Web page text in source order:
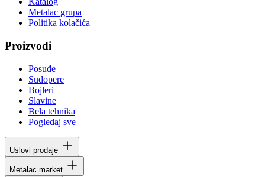
Metalac grupa
Politika kolačića
Proizvodi
Posuđe
Sudopere
Bojleri
Slavine
Bela tehnika
Pogledaj sve
Uslovi prodaje
Metalac market